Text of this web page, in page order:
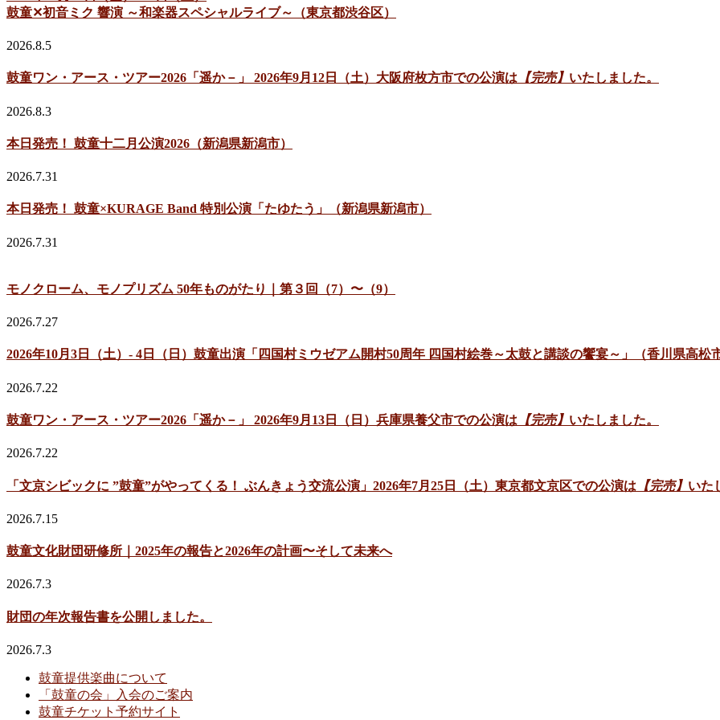
鼓童✕初音ミク 響演 ～和楽器スペシャルライブ～（東京都渋谷区）
2026.8.5
鼓童ワン・アース・ツアー2026「遥か－」 2026年9月12日（土）大阪府枚方市での公演は 【完売】 いたしました。
2026.8.3
本日発売！ 鼓童十二月公演2026（新潟県新潟市）
2026.7.31
本日発売！ 鼓童×KURAGE Band 特別公演「たゆたう」（新潟県新潟市）
2026.7.31
モノクローム、モノプリズム 50年ものがたり｜第３回（7）〜（9）
2026.7.27
2026年10月3日（土）- 4日（日）鼓童出演「四国村ミウゼアム開村50周年 四国村絵巻～太鼓と講談の饗宴～」（香川県高松
2026.7.22
鼓童ワン・アース・ツアー2026「遥か－」 2026年9月13日（日）兵庫県養父市での公演は 【完売】 いたしました。
2026.7.22
「文京シビックに ”鼓童”がやってくる！ ぶんきょう交流公演」2026年7月25日（土）東京都文京区での公演は 【完売】 いた
2026.7.15
鼓童文化財団研修所｜2025年の報告と2026年の計画〜そして未来へ
2026.7.3
財団の年次報告書を公開しました。
2026.7.3
鼓童提供楽曲について
「鼓童の会」入会のご案内
鼓童チケット予約サイト